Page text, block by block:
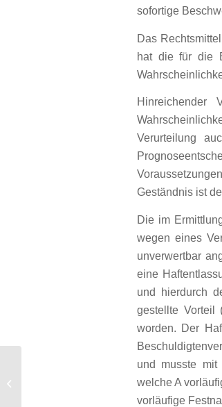
sofortige
Das
hat die für die
Hinreichender
Verurteilung
Geständnis ist
Die im
wegen eines
unverwertbar
eine
und hierdurch
gestellte Vorteil
worden. Der
und musste mit
welche A
vorläufige
Rückkaufswert nach Kündigung eines